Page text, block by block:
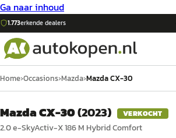
Ga naar inhoud
1.773erkende dealers
Home›Occasions›Mazda›Mazda CX-30
Mazda CX-30(2023) VERKOCHT
2.0 e-SkyActiv-X 186 M Hybrid Comfort